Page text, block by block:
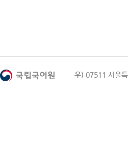
우) 07511 서울